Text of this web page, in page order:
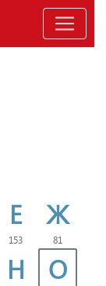
Е
153
Ж
81
Н О